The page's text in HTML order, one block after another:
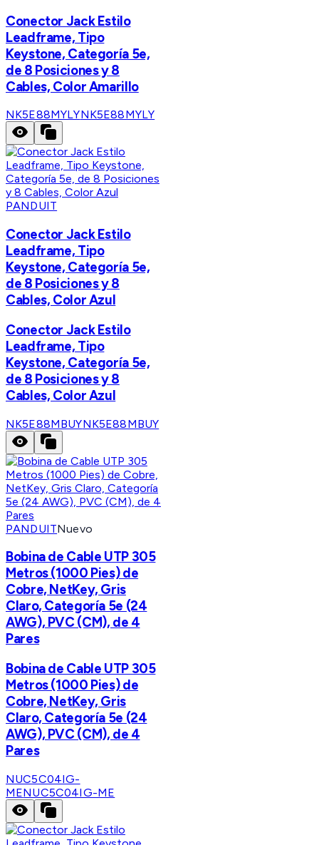
Conector Jack Estilo
Leadframe, Tipo
Keystone, Categoría 5e,
de 8 Posiciones y 8
Cables, Color Amarillo
NK5E88MYLYNK5E88MYLY
PANDUIT
Conector Jack Estilo
Leadframe, Tipo
Keystone, Categoría 5e,
de 8 Posiciones y 8
Cables, Color Azul
Conector Jack Estilo
Leadframe, Tipo
Keystone, Categoría 5e,
de 8 Posiciones y 8
Cables, Color Azul
NK5E88MBUYNK5E88MBUY
PANDUITNuevo
Bobina de Cable UTP 305
Metros (1000 Pies) de
Cobre, NetKey, Gris
Claro, Categoría 5e (24
AWG), PVC (CM), de 4
Pares
Bobina de Cable UTP 305
Metros (1000 Pies) de
Cobre, NetKey, Gris
Claro, Categoría 5e (24
AWG), PVC (CM), de 4
Pares
NUC5C04IG-
MENUC5C04IG-ME